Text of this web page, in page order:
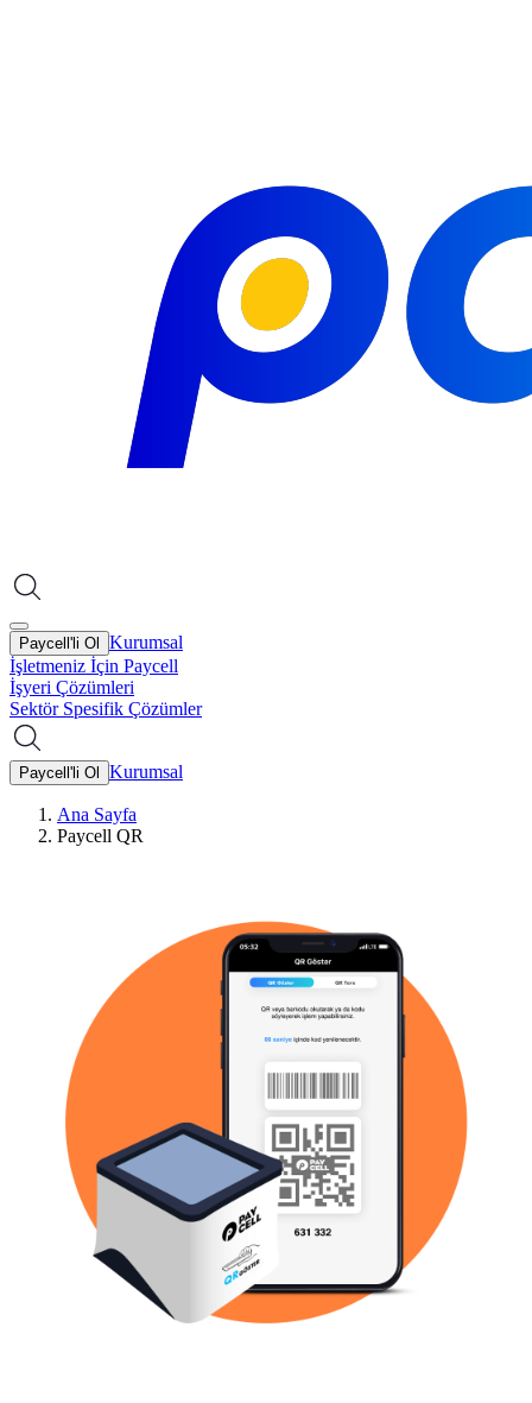
Paycell'li Ol
Kurumsal
İşletmeniz İçin Paycell
İşyeri Çözümleri
Sektör Spesifik Çözümler
Paycell'li Ol Kurumsal
Ana Sayfa
Paycell QR